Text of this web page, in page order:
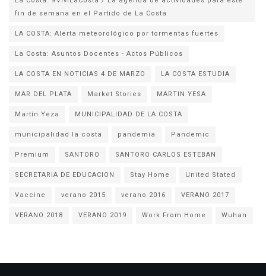
fin de semana en el Partido de La Costa
LA COSTA: Alerta meteorológico por tormentas fuertes
La Costa: Asuntos Docentes - Actos Públicos
LA COSTA EN NOTICIAS 4 DE MARZO
LA COSTA ESTUDIA
MAR DEL PLATA
Market Stories
MARTIN YESA
Martín Yeza
MUNICIPALIDAD DE LA COSTA
municipalidad la costa
pandemia
Pandemic
Premium
SANTORO
SANTORO CARLOS ESTEBAN
SECRETARIA DE EDUCACION
Stay Home
United Stated
Vaccine
verano 2015 verano 2016
VERANO 2017
VERANO 2018
VERANO 2019 Work From Home Wuhan